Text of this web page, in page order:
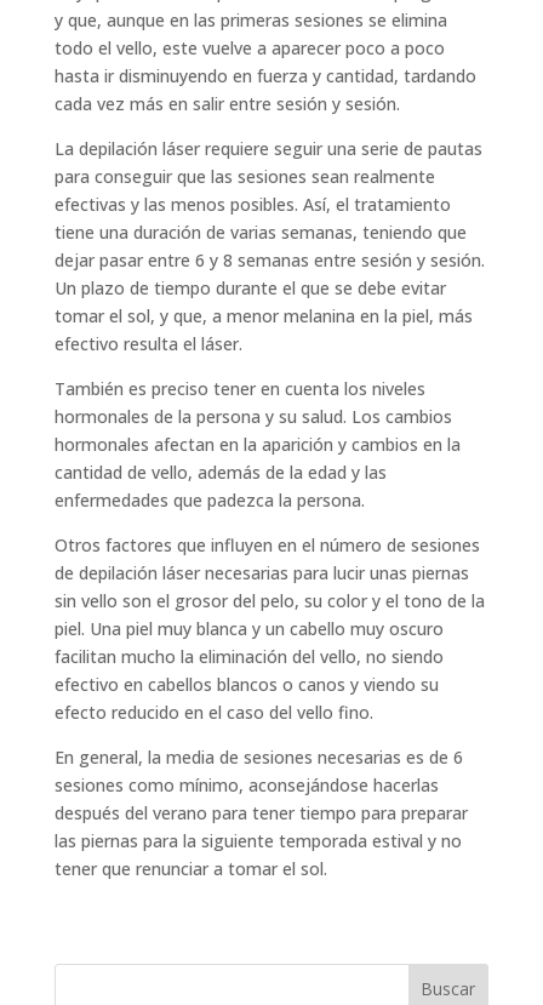
y que, aunque en las primeras sesiones se elimina
todo el vello, este vuelve a aparecer poco a poco
hasta ir disminuyendo en fuerza y cantidad, tardando
cada vez más en salir entre sesión y sesión.
La depilación láser requiere seguir una serie de pautas
para conseguir que las sesiones sean realmente
efectivas y las menos posibles. Así, el tratamiento
tiene una duración de varias semanas, teniendo que
dejar pasar entre 6 y 8 semanas entre sesión y sesión.
Un plazo de tiempo durante el que se debe evitar
tomar el sol, y que, a menor melanina en la piel, más
efectivo resulta el láser.
También es preciso tener en cuenta los niveles
hormonales de la persona y su salud. Los cambios
hormonales afectan en la aparición y cambios en la
cantidad de vello, además de la edad y las
enfermedades que padezca la persona.
Otros factores que influyen en el número de sesiones
de depilación láser necesarias para lucir unas piernas
sin vello son el grosor del pelo, su color y el tono de la
piel. Una piel muy blanca y un cabello muy oscuro
facilitan mucho la eliminación del vello, no siendo
efectivo en cabellos blancos o canos y viendo su
efecto reducido en el caso del vello fino.
En general, la media de sesiones necesarias es de 6
sesiones como mínimo, aconsejándose hacerlas
después del verano para tener tiempo para preparar
las piernas para la siguiente temporada estival y no
tener que renunciar a tomar el sol.